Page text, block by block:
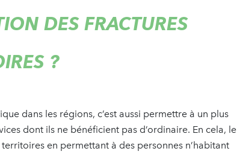
DES FRACTURES
?
dans les régions, c’est aussi permettre à un plus
dont ils ne bénéficient pas d’ordinaire. En cela, le
en permettant à des personnes n’habitant